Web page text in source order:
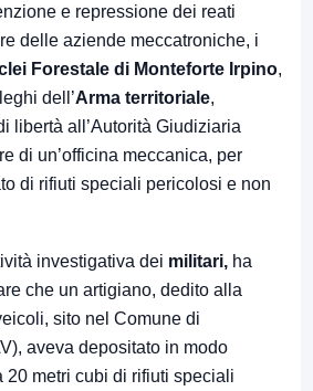
e repressione dei reati
delle aziende meccatroniche, i
Forestale di Monteforte Irpino,
dell’Arma territoriale,
libertà all’Autorità Giudiziaria
di un’officina meccanica, per
di rifiuti speciali pericolosi e non
investigativa dei militari, ha
che un artigiano, dedito alla
sito nel Comune di
aveva depositato in modo
20 metri cubi di rifiuti speciali